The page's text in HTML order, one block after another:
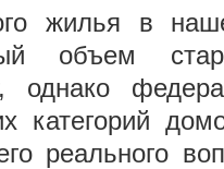
жилья в
объем
однако
категорий
реального